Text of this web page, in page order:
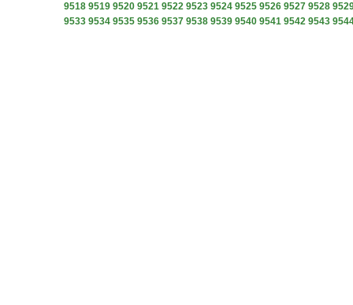
9518 9519 9520 9521 9522 9523 9524 9525 9526 9527 9528
9533 9534 9535 9536 9537 9538 9539 9540 9541 9542 9543